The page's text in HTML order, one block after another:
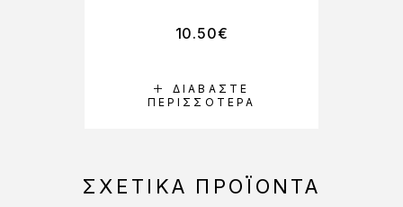
ΔΙΑΒΆΣΤΕ
ΠΕΡΙΣΣΌΤΕΡΑ
10.50€
ΣΧΕΤΙΚΆ ΠΡΟΪΌΝΤΑ